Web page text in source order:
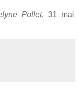
Pollet, 31 mai